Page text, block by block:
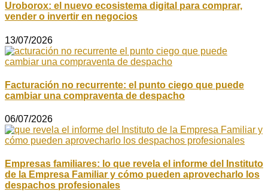
Uroborox: el nuevo ecosistema digital para comprar,
vender o invertir en negocios
13/07/2026
Facturación no recurrente: el punto ciego que puede
cambiar una compraventa de despacho
06/07/2026
Empresas familiares: lo que revela el informe del Instituto
de la Empresa Familiar y cómo pueden aprovecharlo los
despachos profesionales